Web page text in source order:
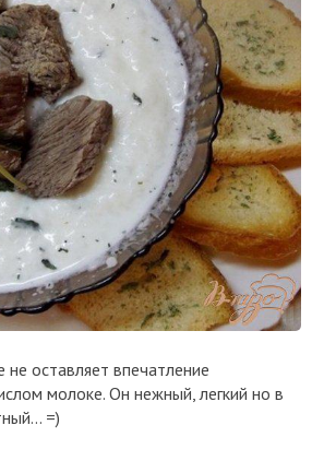
не оставляет впечатление
молоке. Он нежный, легкий но в
=)